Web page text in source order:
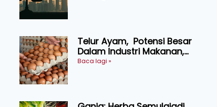
Telur Ayam, Potensi Besar
Dalam Industri Makanan,
Kosmetik dan Penyelidikan
Baca lagi »